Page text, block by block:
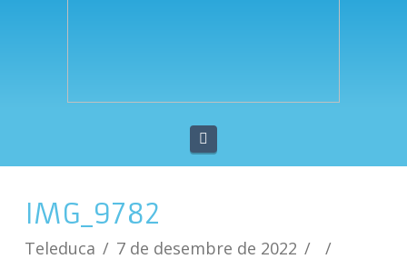
IMG_9782
Teleduca
7 de desembre de 2022